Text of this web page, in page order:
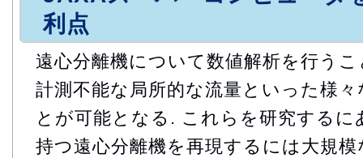
利点
遠心分離機について数値解析を行う
計測不能な局所的な流量といった様
とが可能となる. これらを研究するに
持つ遠心分離機を再現するには大規